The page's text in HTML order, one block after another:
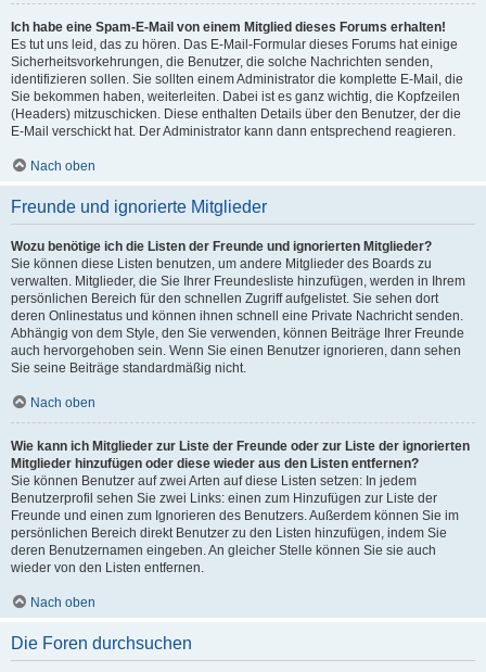
Ich habe eine Spam-E-Mail von einem Mitglied dieses Forums erhalten!
Es tut uns leid, das zu hören. Das E-Mail-Formular dieses Forums hat einige
Sicherheitsvorkehrungen, die Benutzer, die solche Nachrichten senden,
identifizieren sollen. Sie sollten einem Administrator die komplette E-Mail, die
Sie bekommen haben, weiterleiten. Dabei ist es ganz wichtig, die Kopfzeilen
(Headers) mitzuschicken. Diese enthalten Details über den Benutzer, der die
E-Mail verschickt hat. Der Administrator kann dann entsprechend reagieren.
Nach oben
Freunde und ignorierte Mitglieder
Wozu benötige ich die Listen der Freunde und ignorierten Mitglieder?
Sie können diese Listen benutzen, um andere Mitglieder des Boards zu
verwalten. Mitglieder, die Sie Ihrer Freundesliste hinzufügen, werden in Ihrem
persönlichen Bereich für den schnellen Zugriff aufgelistet. Sie sehen dort
deren Onlinestatus und können ihnen schnell eine Private Nachricht senden.
Abhängig von dem Style, den Sie verwenden, können Beiträge Ihrer Freunde
auch hervorgehoben sein. Wenn Sie einen Benutzer ignorieren, dann sehen
Sie seine Beiträge standardmäßig nicht.
Nach oben
Wie kann ich Mitglieder zur Liste der Freunde oder zur Liste der ignorierten
Mitglieder hinzufügen oder diese wieder aus den Listen entfernen?
Sie können Benutzer auf zwei Arten auf diese Listen setzen: In jedem
Benutzerprofil sehen Sie zwei Links: einen zum Hinzufügen zur Liste der
Freunde und einen zum Ignorieren des Benutzers. Außerdem können Sie im
persönlichen Bereich direkt Benutzer zu den Listen hinzufügen, indem Sie
deren Benutzernamen eingeben. An gleicher Stelle können Sie sie auch
wieder von den Listen entfernen.
Nach oben
Die Foren durchsuchen